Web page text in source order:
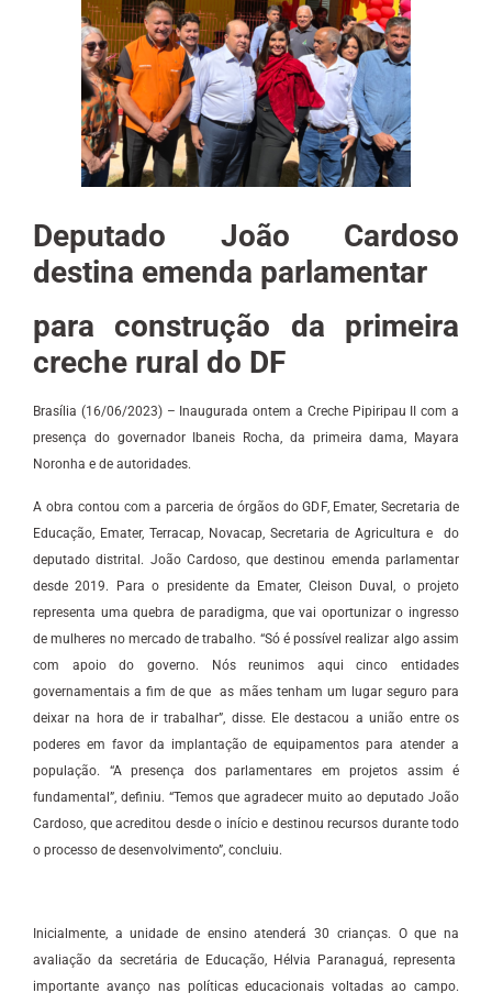
Deputado João Cardoso
destina emenda parlamentar
para construção da primeira
creche rural do DF
Brasília (16/06/2023) – Inaugurada ontem a Creche Pipiripau II com a
presença do governador Ibaneis Rocha, da primeira dama, Mayara
Noronha e de autoridades.
A obra contou com a parceria de órgãos do GDF, Emater, Secretaria de
Educação, Emater, Terracap, Novacap, Secretaria de Agricultura e do
deputado distrital. João Cardoso, que destinou emenda parlamentar
desde 2019. Para o presidente da Emater, Cleison Duval, o projeto
representa uma quebra de paradigma, que vai oportunizar o ingresso
de mulheres no mercado de trabalho. “Só é possível realizar algo assim
com apoio do governo. Nós reunimos aqui cinco entidades
governamentais a fim de que as mães tenham um lugar seguro para
deixar na hora de ir trabalhar”, disse. Ele destacou a união entre os
poderes em favor da implantação de equipamentos para atender a
população. “A presença dos parlamentares em projetos assim é
fundamental”, definiu. “Temos que agradecer muito ao deputado João
Cardoso, que acreditou desde o início e destinou recursos durante todo
o processo de desenvolvimento”, concluiu.
Inicialmente, a unidade de ensino atenderá 30 crianças. O que na
avaliação da secretária de Educação, Hélvia Paranaguá, representa
importante avanço nas políticas educacionais voltadas ao campo.